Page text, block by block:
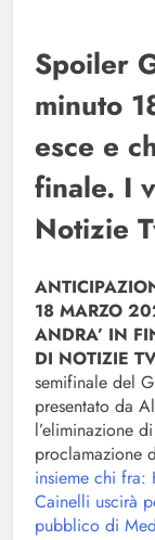
Spoiler
minuto
esce e
finale. I
Notizie
18 MARZO
ANDRA’ IN
DI NOTIZIE
semifinale del
presentato da
l’eliminazione
proclamazione
insieme chi fra:
Cainelli uscirà
pubblico di